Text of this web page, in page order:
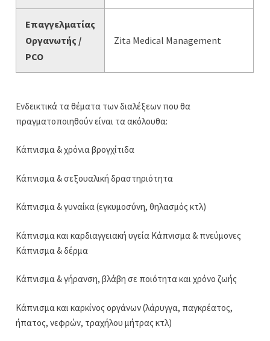
Επαγγελματίας
Οργανωτής /
PCO
Zita Medical Management
Ενδεικτικά τα θέματα των διαλέξεων που θα
πραγματοποιηθούν είναι τα ακόλουθα:
Κάπνισμα & χρόνια βρογχίτιδα
Κάπνισμα & σεξουαλική δραστηριότητα
Κάπνισμα & γυναίκα (εγκυμοσύνη, θηλασμός κτλ)
Κάπνισμα και καρδιαγγειακή υγεία Κάπνισμα & πνεύμονες
Κάπνισμα & δέρμα
Κάπνισμα & γήρανση, βλάβη σε ποιότητα και χρόνο ζωής
Κάπνισμα και καρκίνος οργάνων (λάρυγγα, παγκρέατος,
ήπατος, νεφρών, τραχήλου μήτρας κτλ)